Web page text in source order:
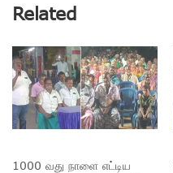
Related
1000 வது நாளை எட்டிய